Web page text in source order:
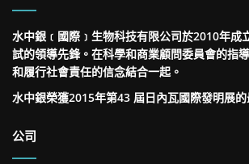
水中銀﹝國際﹞生物科技有限公司於2010年成
試的領導先鋒。在科學和商業顧問委員會的指
和履行社會責任的信念結合一起。
水中銀榮獲2015年第43 屆日內瓦國際發明展的
公司